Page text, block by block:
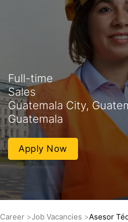
Full-time
Sales
Guatemala City,
Guatemala
Apply Now
Career Job Vacancies Asesor